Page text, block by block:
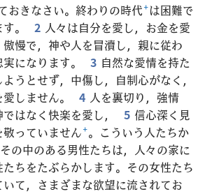
おきなさい。終わりの時代+は困難で
。
2 人々は自分を愛し，お金を愛
慢で，神や人を冒瀆し，親に従わ
になります。
3 自然な愛情を持た
うとせず，中傷し，自制心がなく，
しません。
4 人を裏切り，強情
はなく快楽を愛し，
5 信心深く見
っていません+。こういう人たちか
その中のある男性たちは，人々の家に
ちをたぶらかします。その女性たち
て，さまざまな欲望に流されてお